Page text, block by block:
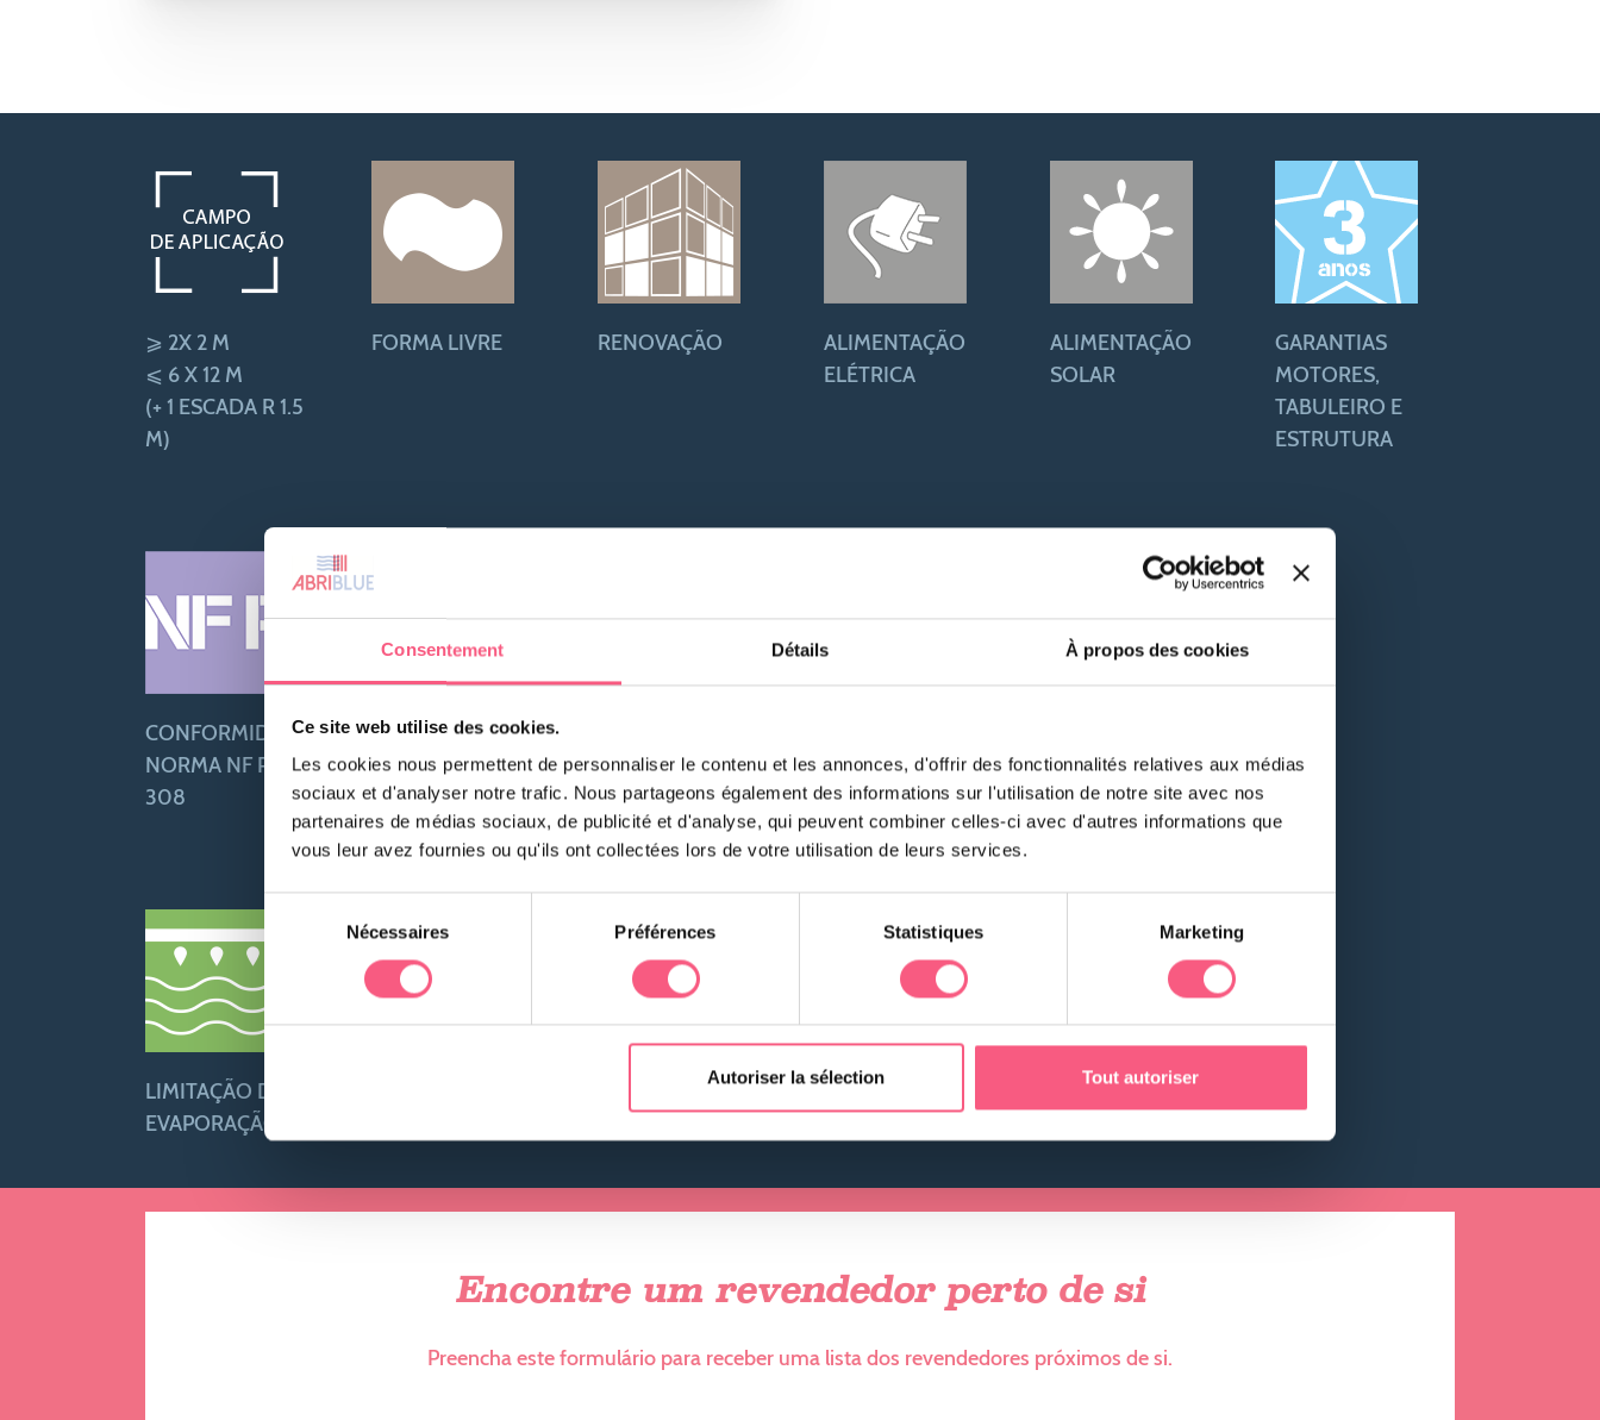
Consentement Détails À propos des cookies
Ce site web utilise des cookies.
Les cookies nous permettent de personnaliser le contenu et les annonces, d'offrir des fonctionnalités relatives aux médias
sociaux et d'analyser notre trafic. Nous partageons également des informations sur l'utilisation de notre site avec nos
partenaires de médias sociaux, de publicité et d'analyse, qui peuvent combiner celles-ci avec d'autres informations que
vous leur avez fournies ou qu'ils ont collectées lors de votre utilisation de leurs services.
Sélection
du
consentement
Nécessaires Préférences Statistiques Marketing
Autoriser la sélection Tout autoriser
⩾ 2X 2 M
⩽ 6 X 12 M
(+ 1 ESCADA R 1.5
M)
FORMA LIVRE RENOVAÇÃO
ALIMENTAÇÃO
ELÉTRICA
ALIMENTAÇÃO
SOLAR
GARANTIAS
MOTORES,
TABULEIRO E
ESTRUTURA
CONFORMIDADE
NORMA NF P 90-
308
LIMITAÇÃO DE
EVAPORAÇÃO
QUALIDADE DA
Encontre um revendedor perto de si
Preencha este formulário para receber uma lista dos revendedores próximos de si.